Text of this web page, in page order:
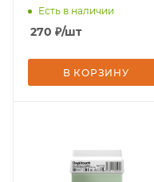
Есть в наличии
270 ₽/шт
В КОРЗИНУ